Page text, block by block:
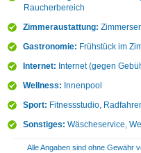
Raucherbereich
Zimmeraustattung:
Gastronomie: Frühstück im
Internet: Internet (gegen
Wellness: Innenpool
Sport: Fitnessstudio,
Sonstiges: Wäscheservice,
Alle Angaben sind ohne Gewähr